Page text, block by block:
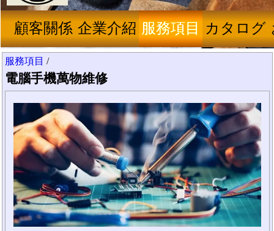
顧客關係 企業介紹 服務項目 カタログ
服務項目 /
電腦手機萬物維修